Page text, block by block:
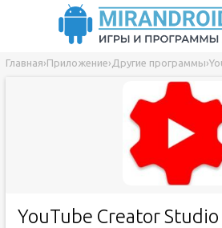
Главная›Приложение› Другие программы›
YouTube Creator Studio